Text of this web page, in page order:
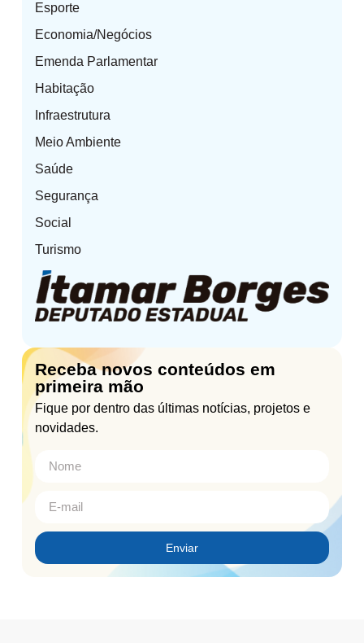
Esporte
Economia/Negócios
Emenda Parlamentar
Habitação
Infraestrutura
Meio Ambiente
Saúde
Segurança
Social
Turismo
Receba novos conteúdos em
primeira mão
Fique por dentro das últimas notícias, projetos e
novidades.
Enviar